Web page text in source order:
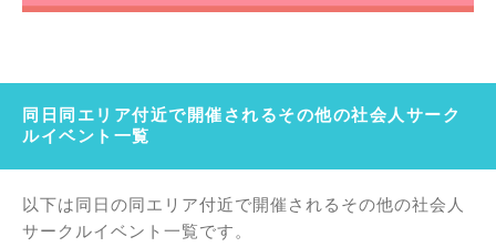
同日同エリア付近で開催されるその他の社会人サーク
ルイベント一覧
以下は同日の同エリア付近で開催されるその他の社会人
サークルイベント一覧です。